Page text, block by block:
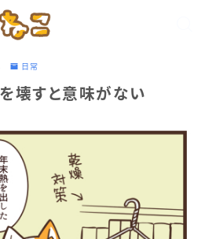
日常
壊すと意味がない